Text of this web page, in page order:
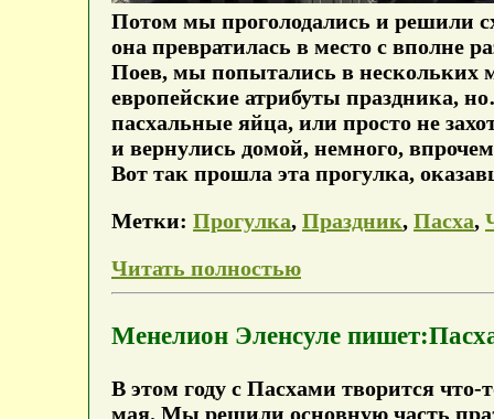
Потом мы проголодались и решили
она превратилась в место с вполне
Поев, мы попытались в нескольких
европейские атрибуты праздника,
пасхальные яйца, или просто не
и вернулись домой, немного,
Вот так прошла эта прогулка,
Метки: Прогулка, Праздник, Пасха,
Читать полностью
Менелион Эленсуле
В этом году с Пасхами творится что-
мая. Мы решили основную часть